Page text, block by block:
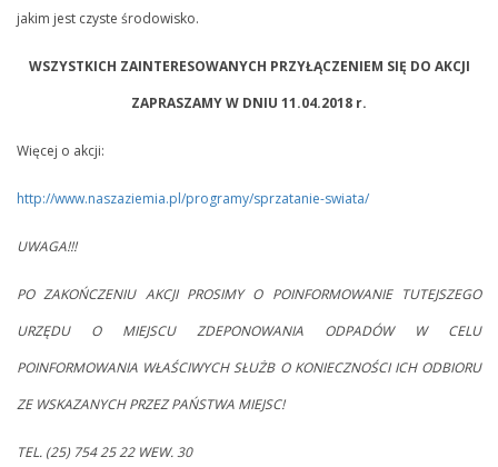
jakim jest czyste środowisko.
WSZYSTKICH ZAINTERESOWANYCH PRZYŁĄCZENIEM SIĘ DO AKCJI
ZAPRASZAMY W DNIU 11.04.2018 r.
Więcej o akcji:
http://www.naszaziemia.pl/programy/sprzatanie-swiata/
UWAGA!!!
PO ZAKOŃCZENIU AKCJI PROSIMY O POINFORMOWANIE TUTEJSZEGO
URZĘDU O MIEJSCU ZDEPONOWANIA ODPADÓW W CELU
POINFORMOWANIA WŁAŚCIWYCH SŁUŻB O KONIECZNOŚCI ICH ODBIORU
ZE WSKAZANYCH PRZEZ PAŃSTWA MIEJSC!
TEL. (25) 754 25 22 WEW. 30